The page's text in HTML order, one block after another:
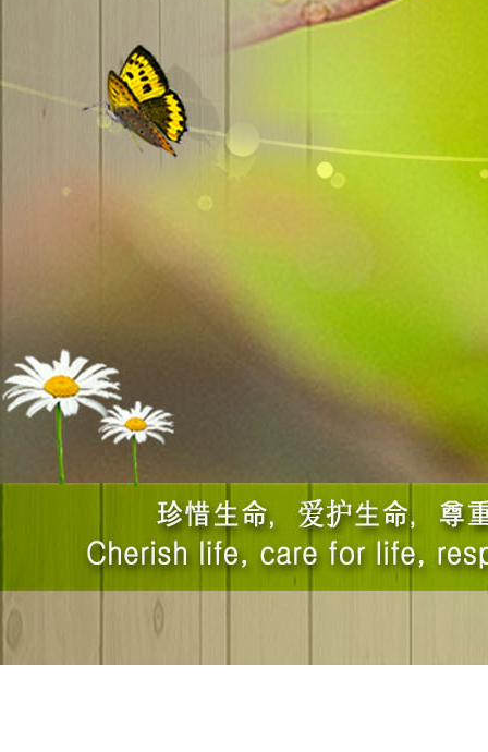
明代人吴文英
也不后悔，还
尚。大和尚说
两个人分，一
过。
柳沂在伊水
的小儿子在这
叫唤一边说：
看，儿子胸前
那条大鱼，又
八、放生
镇江有个姓范
他出了个药方